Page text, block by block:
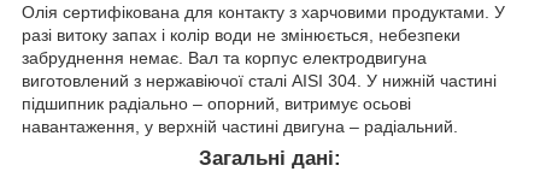
Олія сертифікована для контакту з харчовими продуктами. У
разі витоку запах і колір води не змінюється, небезпеки
забруднення немає. Вал та корпус електродвигуна
виготовлений з нержавіючої сталі AISI 304. У нижній частині
підшипник радіально – опорний, витримує осьові
навантаження, у верхній частині двигуна – радіальний.
Загальні дані: